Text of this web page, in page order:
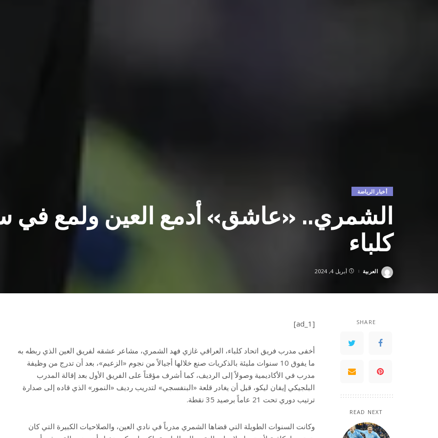
أخبار الرياضة
الشمري.. «عاشق» أدمع العين ولمع في
كلباء
Posted
العربية أبريل 4, 2024
SHARE
READ NEXT
[ad_1]
أخفى مدرب فريق اتحاد كلباء، العراقي غازي فهد الشمري، مشاعر عشقه لفريق العين الذي ربطه به
ما يفوق 10 سنوات مليئة بالذكريات صنع خلالها أجيالاً من نجوم «الزعيم»، بعد أن تدرج من وظيفة
مدرب في الأكاديمية وصولاً إلى الرديف، كما أشرف مؤقتاً على الفريق الأول بعد إقالة المدرب
البلجيكي إيفان ليكو، قبل أن يغادر قلعة «البنفسجي» لتدريب رديف «النمور» الذي قاده إلى صدارة
ترتيب دوري تحت 21 عاماً برصيد 35 نقطة.
وكانت السنوات الطويلة التي قضاها الشمري مدرباً في نادي العين، والصلاحيات الكبيرة التي كان